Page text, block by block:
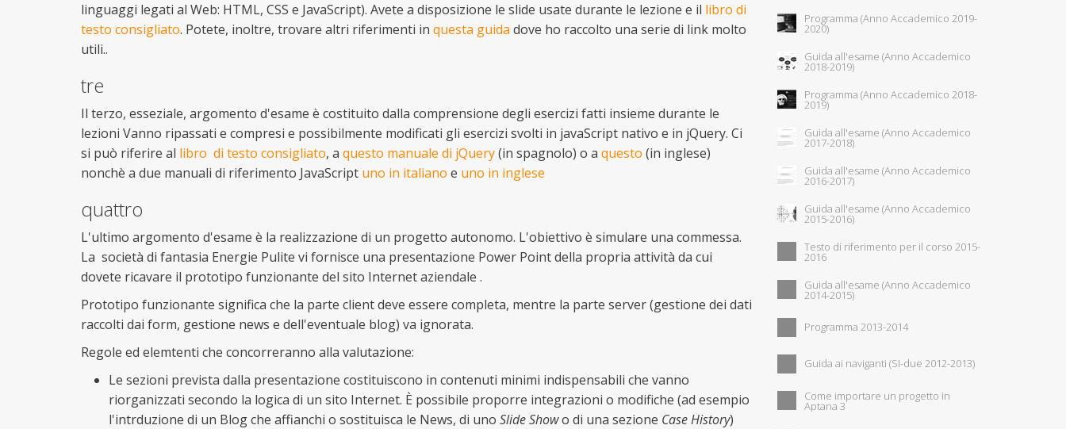
linguaggi legati al Web: HTML, CSS e JavaScript). Avete a disposizione le slide usate durante le lezione e il libro di
testo consigliato. Potete, inoltre, trovare altri riferimenti in questa guida dove ho raccolto una serie di link molto
utili..
tre
Il terzo, esseziale, argomento d'esame è costituito dalla comprensione degli esercizi fatti insieme durante le
lezioni Vanno ripassati e compresi e possibilmente modificati gli esercizi svolti in javaScript nativo e in jQuery. Ci
si può riferire al libro di testo consigliato, a questo manuale di jQuery(in spagnolo) o a questo (in inglese)
nonchè a due manuali di riferimento JavaScript uno in italiano e uno in inglese
quattro
L'ultimo argomento d'esame è la realizzazione di un progetto autonomo. L'obiettivo è simulare una commessa.
La società di fantasia Energie Pulite vi fornisce una presentazione Power Point della propria attività da cui
dovete ricavare il prototipo funzionante del sito Internet aziendale .
Prototipo funzionante significa che la parte client deve essere completa, mentre la parte server (gestione dei dati
raccolti dai form, gestione news e dell'eventuale blog) va ignorata.
Regole ed elemtenti che concorreranno alla valutazione:
Le sezioni prevista dalla presentazione costituiscono in contenuti minimi indispensabili che vanno
riorganizzati secondo la logica di un sito Internet. È possibile proporre integrazioni o modifiche (ad esempio
l'intrduzione di un Blog che affianchi o sostituisca le News, di uno Slide Showo di una sezione Case History)
Programma (Anno Accademico 2019-
2020)
Guida all'esame (Anno Accademico
2018-2019)
Programma (Anno Accademico 2018-
2019)
Guida all'esame (Anno Accademico
2017-2018)
Guida all'esame (Anno Accademico
2016-2017)
Guida all'esame (Anno Accademico
2015-2016)
Testo di riferimento per il corso 2015-
2016
Guida all'esame (Anno Accademico
2014-2015)
Programma 2013-2014
Guida ai naviganti (SI-due 2012-2013)
Come importare un progetto in
Aptana 3